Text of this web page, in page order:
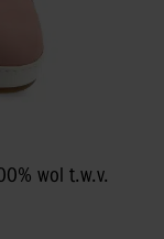
wol t.w.v.